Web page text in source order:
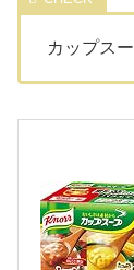
カップス